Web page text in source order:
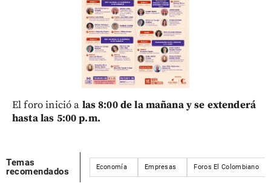
El foro inició a las 8:00 de la mañana y se extenderá
hasta las 5:00 p.m.
Temas
recomendados
Economía Empresas Foros El Colombiano